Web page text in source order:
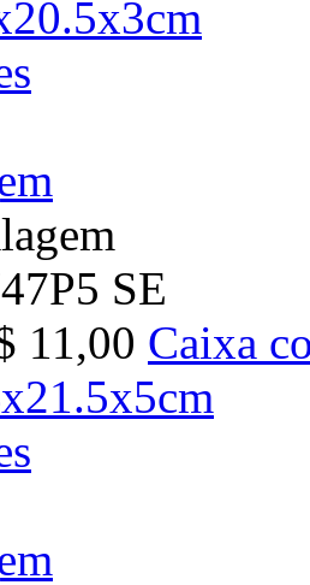
SE
11,00 Caixa